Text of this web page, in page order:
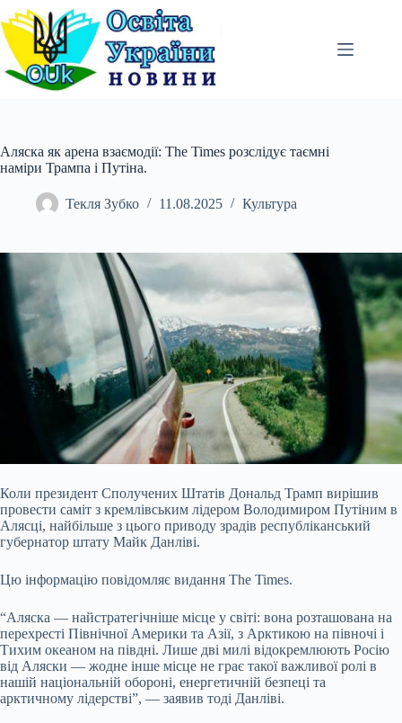
Перейти
до
вмісту
Аляска як арена взаємодії: The Times розслідує таємні
наміри Трампа і Путіна.
Текля Зубко 11.08.2025 Культура
Коли президент Сполучених Штатів Дональд Трамп вирішив
провести саміт з кремлівським лідером Володимиром Путіним в
Алясці, найбільше з цього приводу зрадів республіканський
губернатор штату Майк Данліві.
Цю інформацію повідомляє видання The Times.
“Аляска — найстратегічніше місце у світі: вона розташована на
перехресті Північної Америки та Азії, з Арктикою на півночі і
Тихим океаном на півдні. Лише дві милі відокремлюють Росію
від Аляски — жодне інше місце не грає такої важливої ролі в
нашій національній обороні, енергетичній безпеці та
арктичному лідерстві”, — заявив тоді Данліві.